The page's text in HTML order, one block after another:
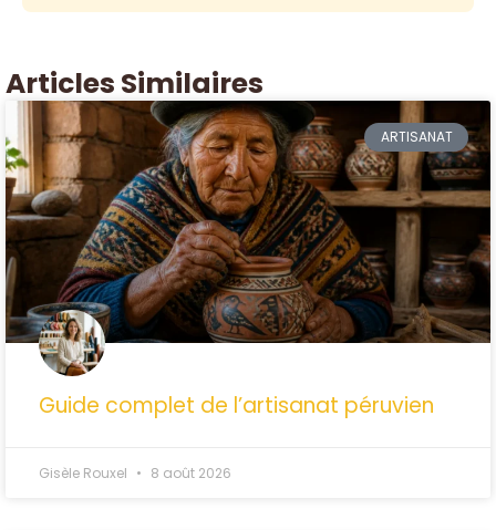
Articles Similaires
ARTISANAT
Guide complet de l’artisanat péruvien
Gisèle Rouxel 8 août 2026